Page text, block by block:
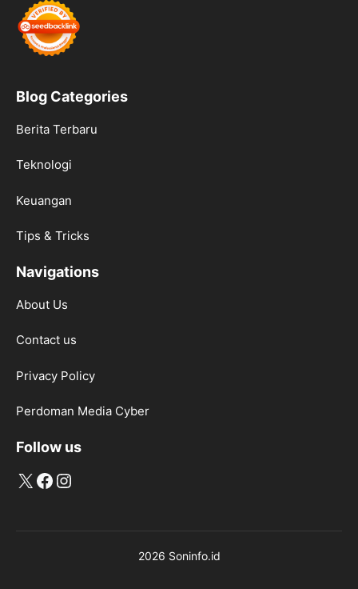
Blog Categories
Berita Terbaru
Teknologi
Keuangan
Tips & Tricks
Navigations
About Us
Contact us
Privacy Policy
Perdoman Media Cyber
Follow us
X Facebook
Instagram
2026 Soninfo.id